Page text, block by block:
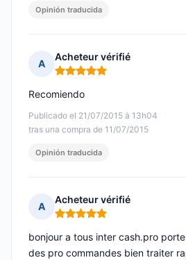
Opinión traducida
A
Acheteur vérifié
Nota: 5 de 5
Publicado el 21/07/2015 à 13h04
tras una compra de 11/07/2015
Recomiendo
Opinión traducida
A
Acheteur vérifié
Nota: 5 de 5
bonjour a tous inter cash.pro
des pro commandes bien traiter